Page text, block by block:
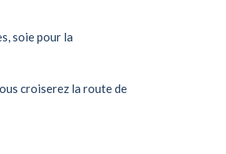
soie pour la
croiserez la route de